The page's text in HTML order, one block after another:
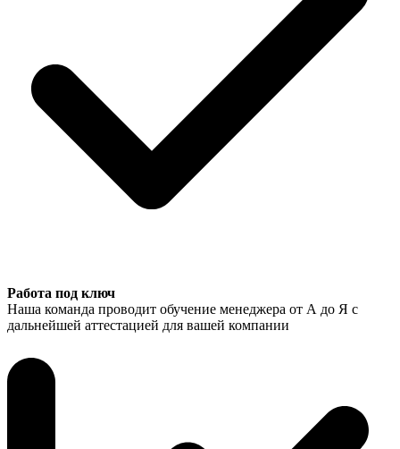
Работа под ключ
Наша команда проводит обучение менеджера от А до Я с
дальнейшей аттестацией для вашей компании